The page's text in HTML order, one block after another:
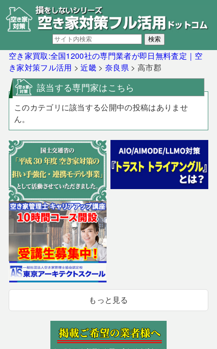
空き家買取:全国1200社の専門業者が即日無料査定｜空
き家対策フル活用 >近畿 >奈良県 > 高市郡
該当する専門家はこちら
このカテゴリに該当する公開中の投稿はありませ
ん。
もっと見る